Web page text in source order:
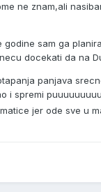
ne znam,ali
godine sam ga
docekati da na
panjava
i spremi
jer ode sve u